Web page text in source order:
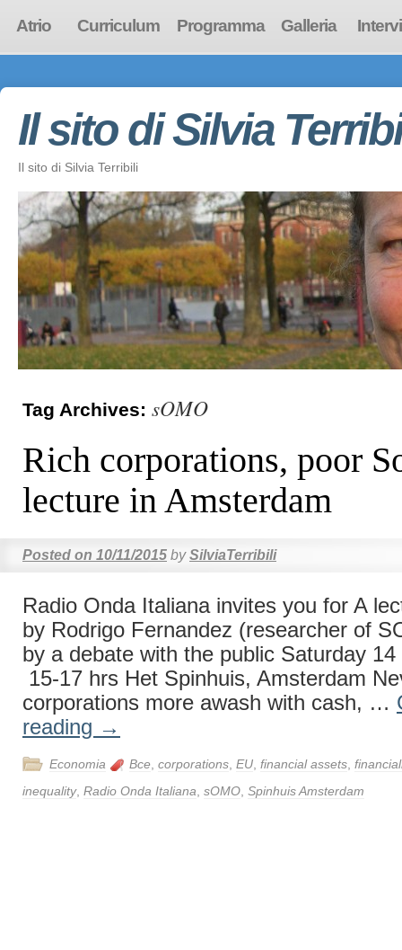
Atrio Curriculum Programma Galleria
Il sito di Silvia
Il sito di Silvia Terribili
Tag Archives: sOMO
Rich corporations, poor
lecture in Amsterdam
Posted on 10/11/2015 by SilviaTerribili
Radio Onda Italiana invites you for A
by Rodrigo Fernandez (researcher of
by a debate with the public Saturday
15-17 hrs Het Spinhuis, Amsterdam
corporations more awash with cash, …
reading →
Economia Bce corporations EU financial assets
inequality, Radio Onda Italiana sOMO Spinhuis Amsterdam